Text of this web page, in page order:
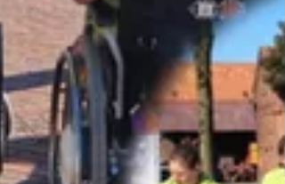
am Montag Geburtstag, das hatte wir gefeiert
Mittagessen und Nachmittags mit Torte...